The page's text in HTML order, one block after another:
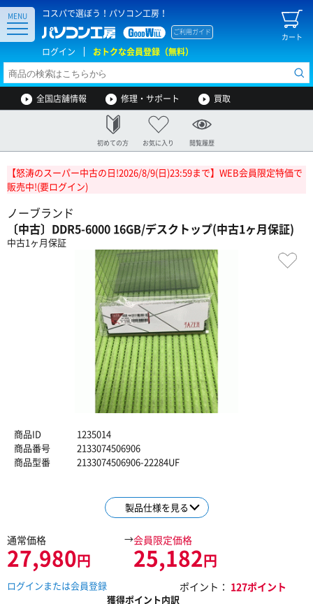
コスパで選ぼう！パソコン工房！
カート
ご利用ガイド
ログイン おトクな会員登録（無料）
MENU
全国店舗情報 修理・サポート 買取
初めての方 お気に入り 閲覧履歴
【怒涛のスーパー中古の日!2026/8/9(日)23:59まで】WEB会員限定特価で
販売中!(要ログイン)
ノーブランド
〔中古〕DDR5-6000 16GB/デスクトップ(中古1ヶ月保証)
中古1ヶ月保証
商品ID
1235014
商品番号
2133074506906
商品型番
2133074506906-22284UF
製品仕様を見る
通常価格
27,980円
→会員限定価格
25,182円
ログインまたは会員登録
獲得ポイント内訳
ポイント： 127ポイント